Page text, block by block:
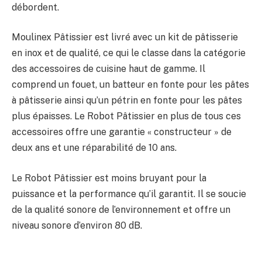
débordent.
Moulinex Pâtissier est livré avec un kit de pâtisserie
en inox et de qualité, ce qui le classe dans la catégorie
des accessoires de cuisine haut de gamme. Il
comprend un fouet, un batteur en fonte pour les pâtes
à pâtisserie ainsi qu’un pétrin en fonte pour les pâtes
plus épaisses. Le Robot Pâtissier en plus de tous ces
accessoires offre une garantie « constructeur » de
deux ans et une réparabilité de 10 ans.
Le Robot Pâtissier est moins bruyant pour la
puissance et la performance qu’il garantit. Il se soucie
de la qualité sonore de l’environnement et offre un
niveau sonore d’environ 80 dB.